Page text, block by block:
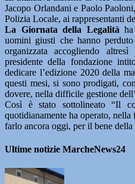
Jacopo Orlandani e Paolo
Polizia Locale, ai rappresentanti
La Giornata della Legalità
uomini giusti che hanno
organizzata accogliendo
presidente della fondazione
dedicare l’edizione 2020 della
questi mesi, si sono prodigati,
dovere, nella difficile gestione
Così è stato sottolineato “Il
quotidianamente ha operato, nella
farlo ancora oggi, per il bene
Ultime notizie MarcheNews24